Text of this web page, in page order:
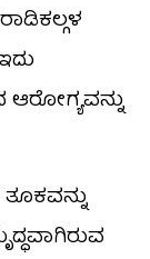
ಆರೋಗ್ಯವನ್ನು